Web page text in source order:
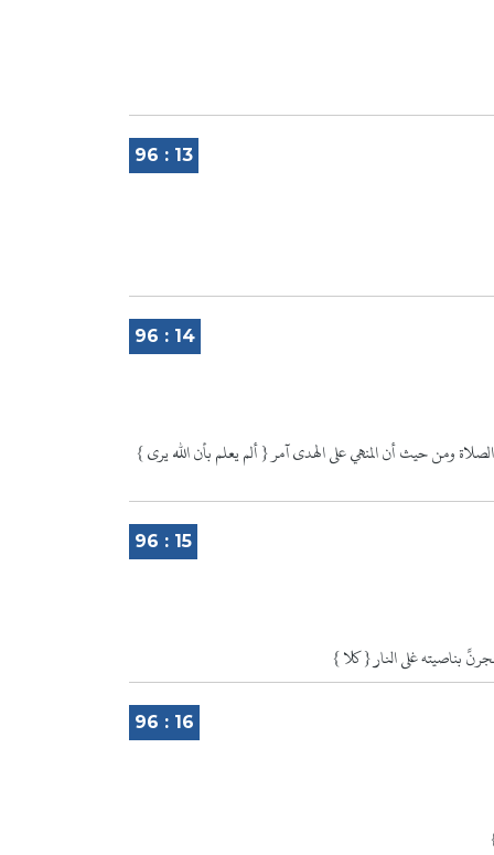
96 : 13
96 : 14
{ ألم يعلم بأن الله يرى } ما صدر منه، أي يعلمه فيجازيه عليه، أي اعجب منه يا مخاطب من حيث نهيه عن الصلاة ومن حيث أن المنهي على الهدى آمر
96 : 15
96 : 16